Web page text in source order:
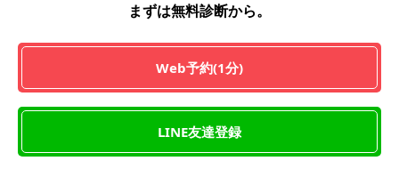
まずは無料診断から。
Web予約(1分)
LINE友達登録